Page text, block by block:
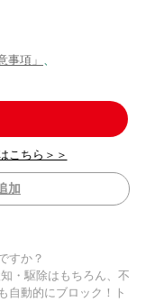
事項」 、
こちら＞＞
加
すか？
・駆除はもちろん、不
自動的にブロック！ト